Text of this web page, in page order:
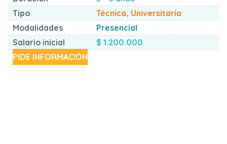
Tipo
Técnica, Universitaria
Modalidades
Presencial
Salario inicial
$ 1.200.000
PIDE INFORMACIÓN